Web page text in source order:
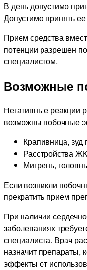
В день допустимо
Допустимо принять
Прием средства
потенции разрешен
специалистом.
Возможные
Негативные реакции
возможны побочные
Крапивница, зуд
Расстройства
Мигрень,
Если возникли
прекратить прием
При наличии
заболеваниях
специалиста. Врач
назначит препараты,
эффекты от